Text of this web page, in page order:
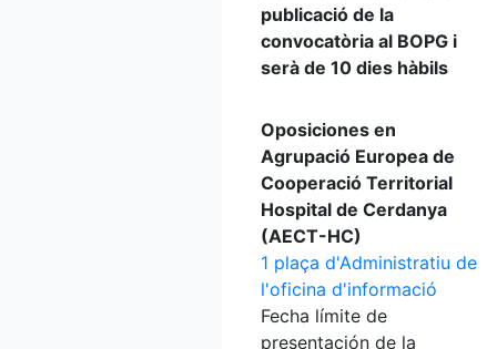
publicació de la
convocatòria al BOPG i
serà de 10 dies hàbils
Oposiciones en
Agrupació Europea de
Cooperació Territorial
Hospital de Cerdanya
(AECT-HC)
1 plaça d'Administratiu de
l'oficina d'informació
Fecha límite de
presentación de la